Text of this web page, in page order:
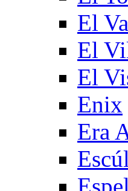
El
El
El
Enix
Era